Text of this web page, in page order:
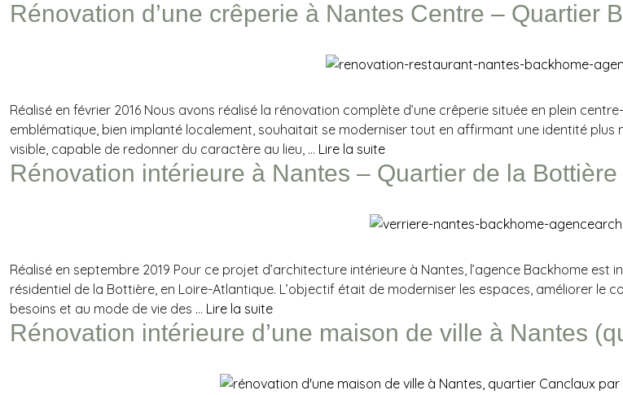
Rénovation d’une crêperie à Nantes Centre – Quartier
Réalisé en février 2016 Nous avons réalisé la rénovation complète d’une crêperie située en plein
emblématique, bien implanté localement, souhaitait se moderniser tout en affirmant une identité
visible, capable de redonner du caractère au lieu, … Lire la suite
Rénovation intérieure à Nantes – Quartier de la Bottière
Réalisé en septembre 2019 Pour ce projet d’architecture intérieure à Nantes, l’agence Backhome
résidentiel de la Bottière, en Loire-Atlantique. L’objectif était de moderniser les espaces, améliorer le
besoins et au mode de vie des … Lire la suite
Rénovation intérieure d’une maison de ville à Nantes